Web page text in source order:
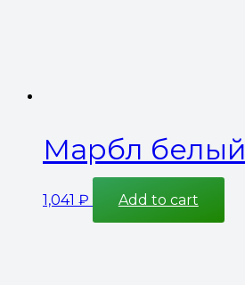
Марбл белый
1,041 ₽ Add to cart